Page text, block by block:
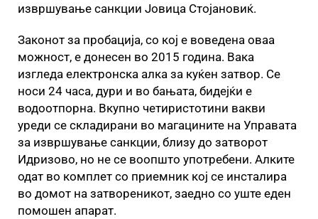
извршување санкции Јовица Стојановиќ.
Законот за пробација, со кој е воведена оваа
можност, е донесен во 2015 година. Вака
изгледа електронска алка за куќен затвор. Се
носи 24 часа, дури и во бањата, бидејќи е
водоотпорна. Вкупно четиристотини вакви
уреди се складирани во магацините на Управата
за извршување санкции, близу до затворот
Идризово, но не се воопшто употребени. Алките
одат во комплет со приемник кој се инсталира
во домот на затвореникот, заедно со уште еден
помошен апарат.